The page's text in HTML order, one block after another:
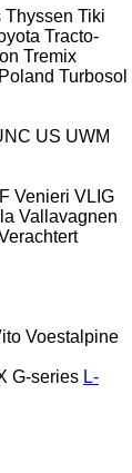
Thyssen Tiki
Tracto-
Tremix
Turbosol
US UWM
Venieri VLIG
Vallavagnen
Voestalpine
G-series L-